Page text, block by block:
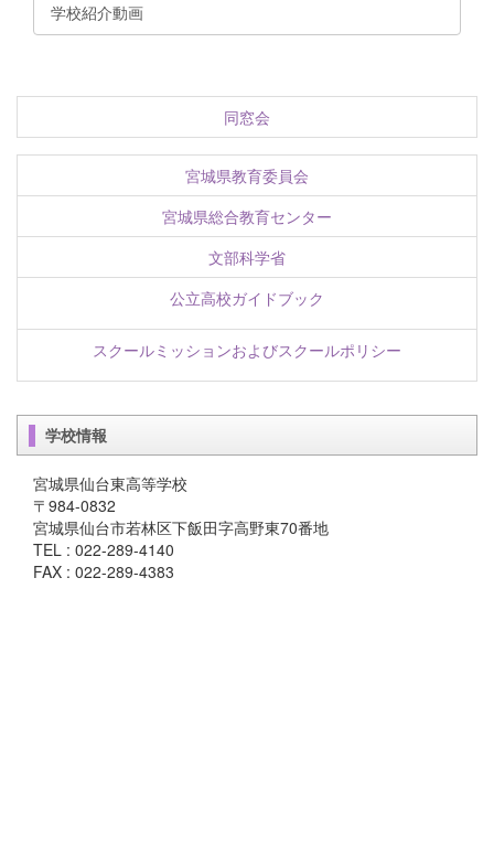
学校紹介動画
同窓会
宮城県教育委員会
宮城県総合教育センター
文部科学省
公立高校ガイドブック
スクールミッションおよびスクールポリシー
学校情報
宮城県仙台東高等学校
〒984-0832
宮城県仙台市若林区下飯田字高野東70番地
TEL : 022-289-4140
FAX : 022-289-4383